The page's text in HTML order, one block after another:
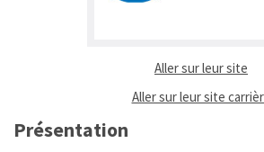
Aller sur leur site
Aller sur leur site
Présentation